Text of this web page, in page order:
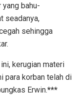
bahu-
seadanya,
sehingga
kerugian materi
para korban telah di
Erwin.***